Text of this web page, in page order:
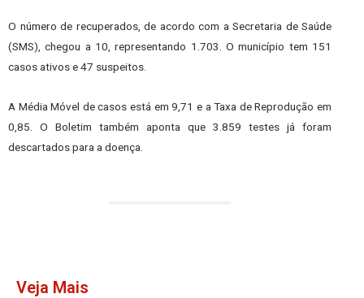
O número de recuperados, de acordo com a Secretaria de Saúde
(SMS), chegou a 10, representando 1.703. O município tem 151
casos ativos e 47 suspeitos.
A Média Móvel de casos está em 9,71 e a Taxa de Reprodução em
0,85. O Boletim também aponta que 3.859 testes já foram
descartados para a doença.
Veja Mais